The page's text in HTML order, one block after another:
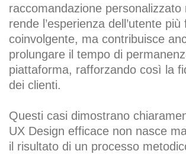
raccomandazione personalizzato
rende l’esperienza dell’utente più
coinvolgente, ma contribuisce
prolungare il tempo di
piattaforma, rafforzando così la
dei clienti.
Questi casi dimostrano
UX Design efficace non nasce
il risultato di un processo